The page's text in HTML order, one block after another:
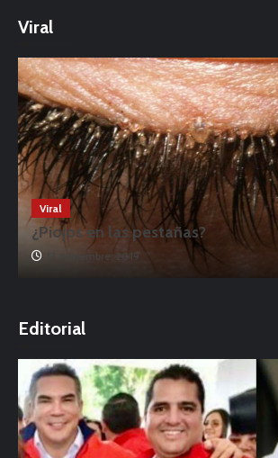
Viral
Viral
¡Conoce a la Dua Lipa del Oxxo!
Editorial